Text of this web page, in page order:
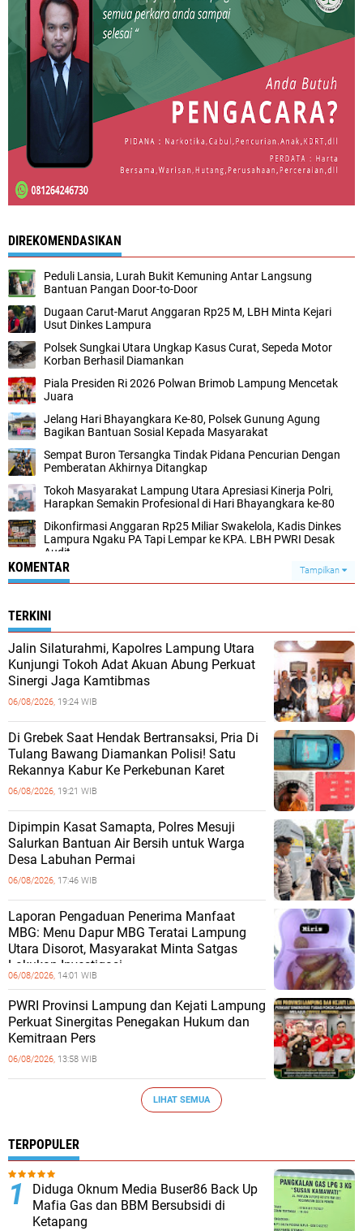
DIREKOMENDASIKAN
Peduli Lansia, Lurah Bukit Kemuning Antar Langsung
Bantuan Pangan Door-to-Door
Dugaan Carut-Marut Anggaran Rp25 M, LBH Minta Kejari
Usut Dinkes Lampura
Polsek Sungkai Utara Ungkap Kasus Curat, Sepeda Motor
Korban Berhasil Diamankan
Piala Presiden Ri 2026 Polwan Brimob Lampung Mencetak
Juara
Jelang Hari Bhayangkara Ke-80, Polsek Gunung Agung
Bagikan Bantuan Sosial Kepada Masyarakat
Sempat Buron Tersangka Tindak Pidana Pencurian Dengan
Pemberatan Akhirnya Ditangkap
Tokoh Masyarakat Lampung Utara Apresiasi Kinerja Polri,
Harapkan Semakin Profesional di Hari Bhayangkara ke-80
Dikonfirmasi Anggaran Rp25 Miliar Swakelola, Kadis Dinkes
Lampura Ngaku PA Tapi Lempar ke KPA. LBH PWRI Desak
Audit
KOMENTAR Tampilkan
TERKINI
Jalin Silaturahmi, Kapolres Lampung Utara
Kunjungi Tokoh Adat Akuan Abung Perkuat
Sinergi Jaga Kamtibmas
06/08/2026, 19:24 WIB
Di Grebek Saat Hendak Bertransaksi, Pria Di
Tulang Bawang Diamankan Polisi! Satu
Rekannya Kabur Ke Perkebunan Karet
06/08/2026, 19:21 WIB
Dipimpin Kasat Samapta, Polres Mesuji
Salurkan Bantuan Air Bersih untuk Warga
Desa Labuhan Permai
06/08/2026, 17:46 WIB
Laporan Pengaduan Penerima Manfaat
MBG: Menu Dapur MBG Teratai Lampung
Utara Disorot, Masyarakat Minta Satgas
Lakukan Investigasi
06/08/2026, 14:01 WIB
PWRI Provinsi Lampung dan Kejati Lampung
Perkuat Sinergitas Penegakan Hukum dan
Kemitraan Pers
06/08/2026, 13:58 WIB
LIHAT SEMUA
TERPOPULER
Diduga Oknum Media Buser86 Back Up
Mafia Gas dan BBM Bersubsidi di
Ketapang